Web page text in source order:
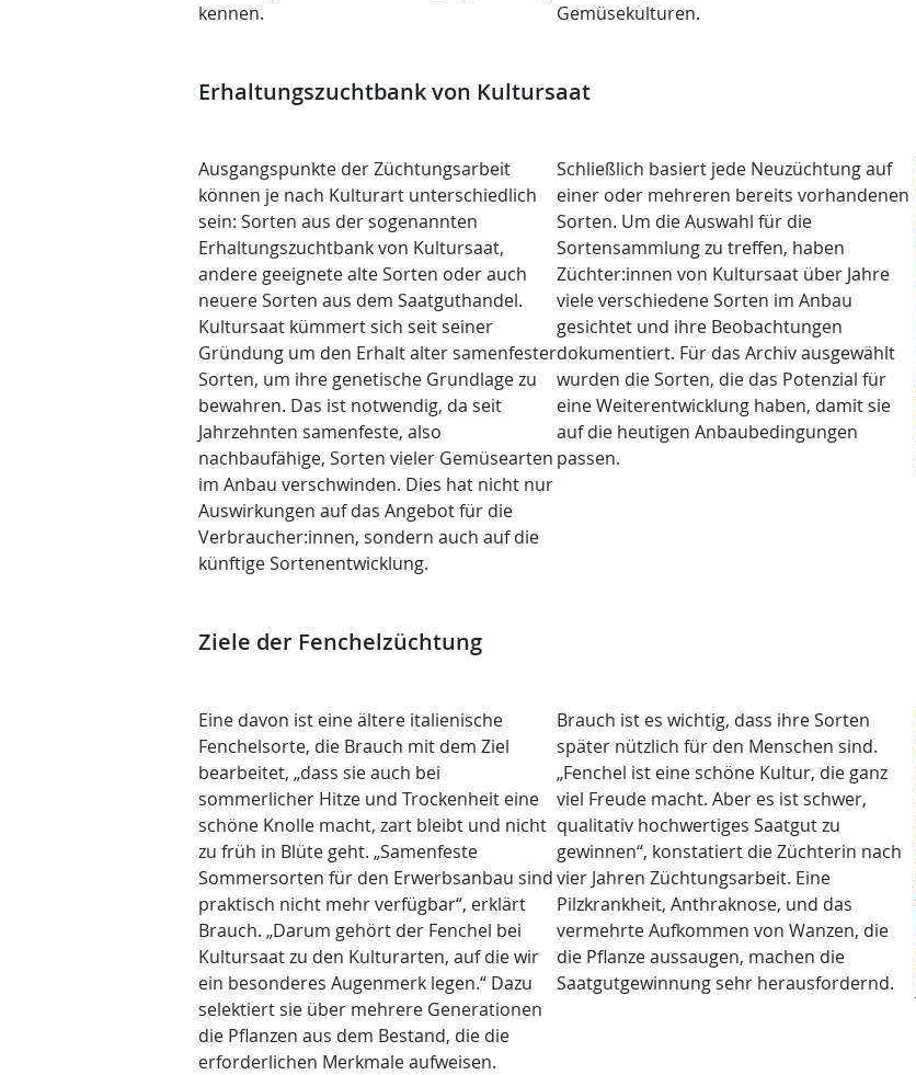
kennen.
Gemüsekulturen.
Erhaltungszuchtbank von Kultursaat
Ausgangspunkte der Züchtungsarbeit
können je nach Kulturart unterschiedlich
sein: Sorten aus der sogenannten
Erhaltungszuchtbank von Kultursaat,
andere geeignete alte Sorten oder auch
neuere Sorten aus dem Saatguthandel.
Kultursaat kümmert sich seit seiner
Gründung um den Erhalt alter samenfester
Sorten, um ihre genetische Grundlage zu
bewahren. Das ist notwendig, da seit
Jahrzehnten samenfeste, also
nachbaufähige, Sorten vieler Gemüsearten
im Anbau verschwinden. Dies hat nicht nur
Auswirkungen auf das Angebot für die
Verbraucher:innen, sondern auch auf die
künftige Sortenentwicklung.
Schließlich basiert jede Neuzüchtung auf
einer oder mehreren bereits vorhandenen
Sorten. Um die Auswahl für die
Sortensammlung zu treffen, haben
Züchter:innen von Kultursaat über Jahre
viele verschiedene Sorten im Anbau
gesichtet und ihre Beobachtungen
dokumentiert. Für das Archiv ausgewählt
wurden die Sorten, die das Potenzial für
eine Weiterentwicklung haben, damit sie
auf die heutigen Anbaubedingungen
passen.
Ziele der Fenchelzüchtung
Eine davon ist eine ältere italienische
Fenchelsorte, die Brauch mit dem Ziel
bearbeitet, „dass sie auch bei
sommerlicher Hitze und Trockenheit eine
schöne Knolle macht, zart bleibt und nicht
zu früh in Blüte geht. „Samenfeste
Sommersorten für den Erwerbsanbau sind
praktisch nicht mehr verfügbar“, erklärt
Brauch. „Darum gehört der Fenchel bei
Kultursaat zu den Kulturarten, auf die wir
ein besonderes Augenmerk legen.“ Dazu
selektiert sie über mehrere Generationen
die Pflanzen aus dem Bestand, die die
erforderlichen Merkmale aufweisen.
Brauch ist es wichtig, dass ihre Sorten
später nützlich für den Menschen sind.
„Fenchel ist eine schöne Kultur, die ganz
viel Freude macht. Aber es ist schwer,
qualitativ hochwertiges Saatgut zu
gewinnen“, konstatiert die Züchterin nach
vier Jahren Züchtungsarbeit. Eine
Pilzkrankheit, Anthraknose, und das
vermehrte Aufkommen von Wanzen, die
die Pflanze aussaugen, machen die
Saatgutgewinnung sehr herausfordernd.